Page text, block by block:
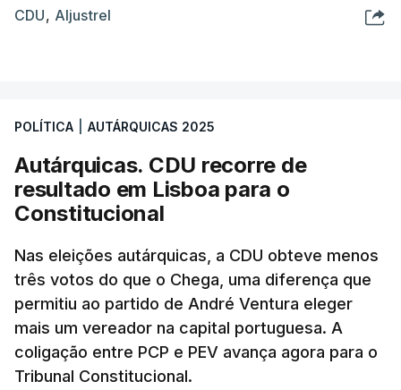
CDU, Aljustrel
POLÍTICA AUTÁRQUICAS 2025
Autárquicas. CDU recorre de
resultado em Lisboa para o
Constitucional
Nas eleições autárquicas, a CDU obteve menos
três votos do que o Chega, uma diferença que
permitiu ao partido de André Ventura eleger
mais um vereador na capital portuguesa. A
coligação entre PCP e PEV avança agora para o
Tribunal Constitucional.